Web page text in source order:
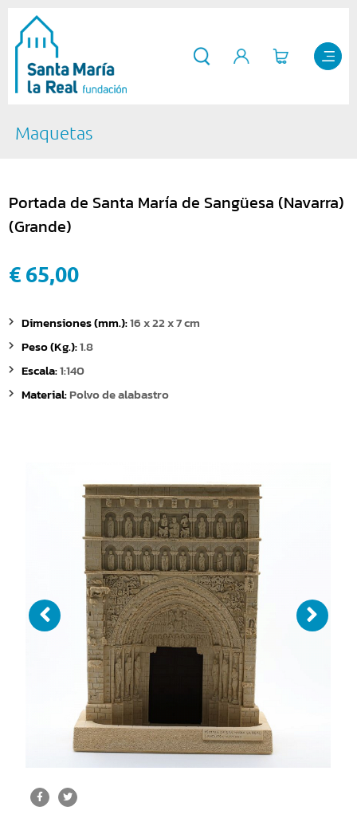
Maquetas
Portada de Santa María de Sangüesa (Navarra)
(Grande)
€ 65,00
Dimensiones (mm.):16 x 22 x 7 cm
Peso (Kg.):1.8
Escala:1:140
Material:Polvo de alabastro